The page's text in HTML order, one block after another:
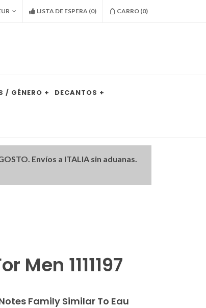
LISTA DE ESPERA (0) CARRO (0)
/ GÉNERO + DECANTOS +
Envíos a ITALIA sin aduanas.
Men 1111197
Family Similar To Eau